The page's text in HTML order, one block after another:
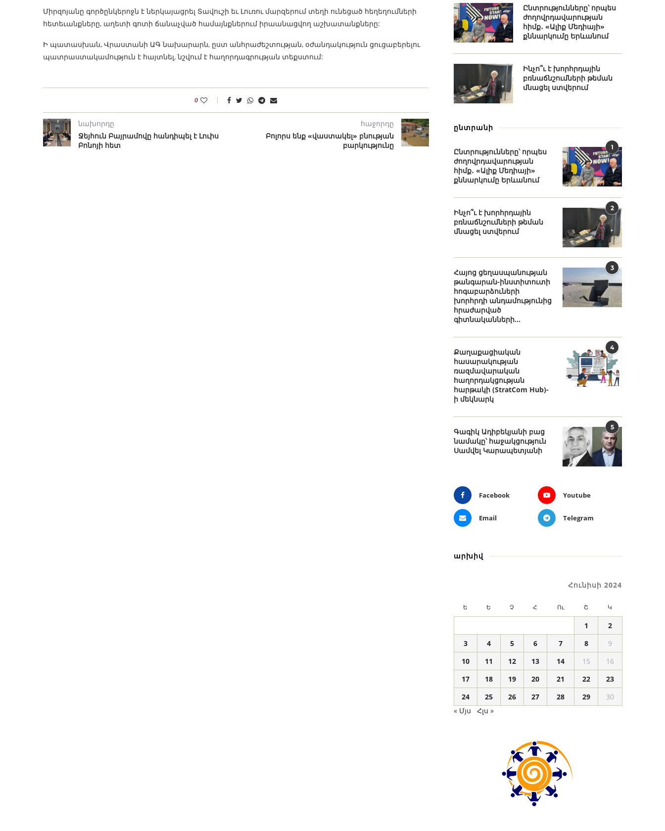
Միրզոյանը գործընկերոջն է ներկայացրել Տավուշի եւ Լուռու մարզերում տեղի ունեցած հեղեղումների
հետեւանքները, աղետի գոտի ճանաչված համայնքներում իրաանացվող աշխատանքները:
Ի պատասխան, Վրաստանի ԱԳ նախարարն, ըստ անհրաժեշտության, օժանդակություն ցուցաբերելու
պատրաստակամություն է հայտնել, նշվում է հաղորդագրության տեքստում:
0
նախորդը
Ջեյհուն Բայրամովը հանդիպել է Լուիս
Բոնոյի հետ
հաջորդը
Բոլորս ենք «վաստակել» բնության
բարկությունը
Ընտրությունները՝ որպես
ժողովրդավարության
հիմք․ «Ալիք Մեդիայի»
քննարկումը Երևանում
Ինչո՞ւ է խորհրդային
բռնաճնշումների թեման
մնացել ստվերում
ընտրանի
1
Ընտրությունները՝ որպես
ժողովրդավարության
հիմք․ «Ալիք Մեդիայի»
քննարկումը Երևանում
2
Ինչո՞ւ է խորհրդային
բռնաճնշումների թեման
մնացել ստվերում
3
Հայոց ցեղասպանության
թանգարան-ինստիտուտի
հոգաբարձուների
խորհրդի անդամությունից
հրաժարված
գիտնականների...
4
Քաղաքացիական
հասարակության
ռազմավարական
հաղորդակցության
հարթակի (StratCom Hub)-
ի մեկնարկ
5
Գագիկ Ադիբեկյանի բաց
նամակը՝ հաջակցություն
Սամվել Կարապետյանի
Facebook Youtube
Email Telegram
արխիվ
Հունիսի 2024
Ե Ե Չ Հ Ու Շ Կ
1
2
3
4 5 6 7 8
9
10
11 12 13 14 15
16
17
18 19 20 21 22
23
24
25 26 27 28 29
30
« Մյս
Հլս »